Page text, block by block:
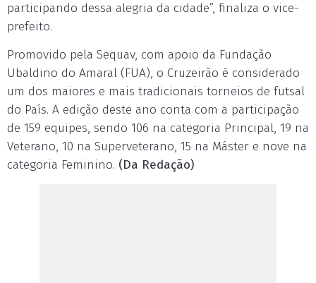
participando dessa alegria da cidade”, finaliza o vice-
prefeito.
Promovido pela Sequav, com apoio da Fundação
Ubaldino do Amaral (FUA), o Cruzeirão é considerado
um dos maiores e mais tradicionais torneios de futsal
do País. A edição deste ano conta com a participação
de 159 equipes, sendo 106 na categoria Principal, 19 na
Veterano, 10 na Superveterano, 15 na Máster e nove na
categoria Feminino. (Da Redação)